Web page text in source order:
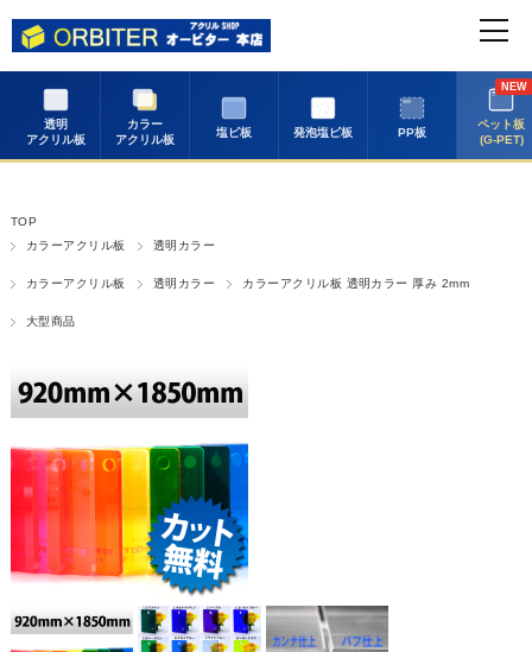
透明
アクリル板
カラー
アクリル板
塩ビ板 発泡塩ビ板 PP板
NEW
ペット板
(G-PET)
TOP
カラーアクリル板
透明カラー
カラーアクリル板 透明カラー カラーアクリル板 透明カラー 厚み 2mm
大型商品